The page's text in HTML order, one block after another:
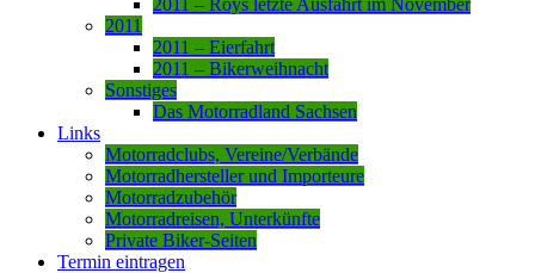
2011
2011 – Eierfahrt
2011 – Bikerweihnacht
Sonstiges
Das Motorradland Sachsen
Links
Motorradclubs, Vereine/Verbände
Motorradhersteller und Importeure
Motorradzubehör
Motorradreisen, Unterkünfte
Private Biker-Seiten
Termin eintragen